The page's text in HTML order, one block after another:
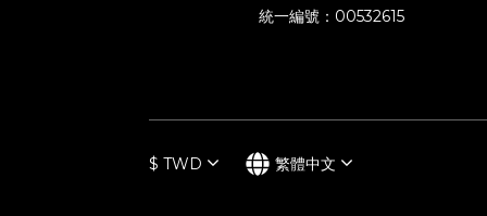
統一編號：00532615
$ TWD 繁體中文